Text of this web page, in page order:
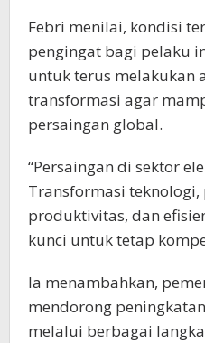
Febri menilai, kondisi
pengingat bagi pelaku
untuk terus melakukan
transformasi agar
persaingan global.
“Persaingan di sektor
Transformasi teknologi,
produktivitas, dan
kunci untuk tetap
Ia menambahkan,
mendorong
melalui berbagai